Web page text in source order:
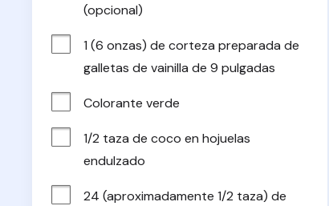
(opcional)
1 (6 onzas) de corteza preparada de
galletas de vainilla de 9 pulgadas
Colorante verde
1/2 taza de coco en hojuelas
endulzado
24 (aproximadamente 1/2 taza) de